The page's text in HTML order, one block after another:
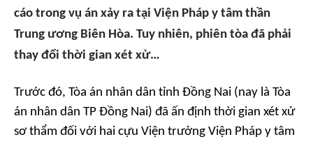
cáo trong vụ án xảy ra tại Viện Pháp y tâm thần
Trung ương Biên Hòa. Tuy nhiên, phiên tòa đã phải
thay đổi thời gian xét xử…
Trước đó, Tòa án nhân dân tỉnh Đồng Nai (nay là Tòa
án nhân dân TP Đồng Nai) đã ấn định thời gian xét xử
sơ thẩm đối với hai cựu Viện trưởng Viện Pháp y tâm